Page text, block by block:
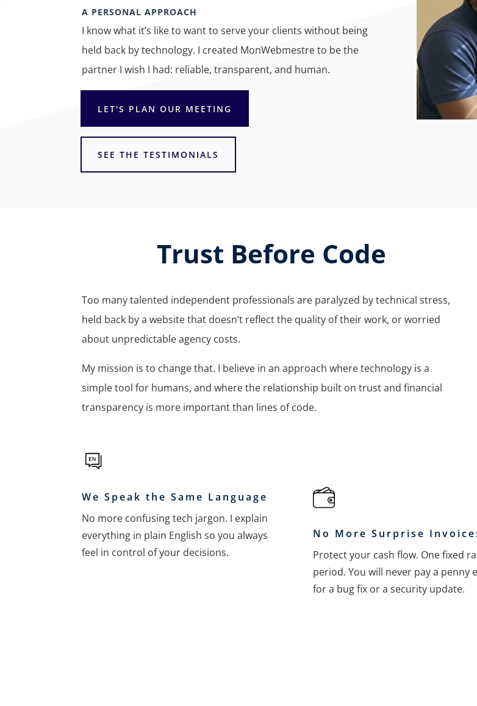
A PERSONAL APPROACH
I know what it’s like to want to serve your clients without being
held back by technology. I created MonWebmestre to be the
partner I wish I had: reliable, transparent, and human.
LET'S PLAN OUR MEETING
SEE THE TESTIMONIALS
Trust Before Code
Too many talented independent professionals are paralyzed by technical stress,
held back by a website that doesn’t reflect the quality of their work, or worried
about unpredictable agency costs.
My mission is to change that. I believe in an approach where technology is a
simple tool for humans, and where the relationship built on trust and financial
transparency is more important than lines of code.
We Speak the Same Language
No more confusing tech jargon. I explain
everything in plain English so you always
feel in control of your decisions.
No More Surprise
Protect your cash flow. One fixed
period. You will never pay a penny
for a bug fix or a security update.